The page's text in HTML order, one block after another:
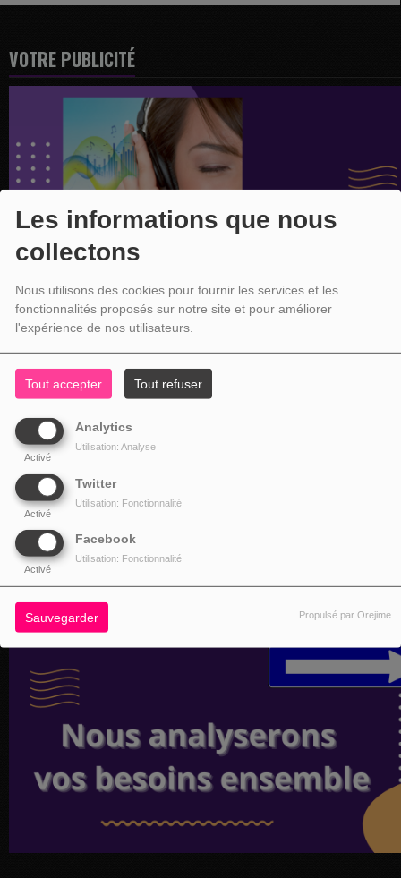
Les informations que nous
collectons
Nous utilisons des cookies pour fournir les services et les
fonctionnalités proposés sur notre site et pour améliorer
l'expérience de nos utilisateurs.
Tout accepter Tout refuser
Analytics
Activé
Utilisation: Analyse
Twitter
Activé
Utilisation: Fonctionnalité
Facebook
Activé
Utilisation: Fonctionnalité
Sauvegarder Propulsé par Orejime
VOTRE PUBLICITÉ